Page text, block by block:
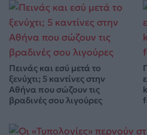
Πεινάς και εσύ μετά το
ξενύχτι; 5 καντίνες στην
Αθήνα που σώζουν τις
βραδινές σου λιγούρες